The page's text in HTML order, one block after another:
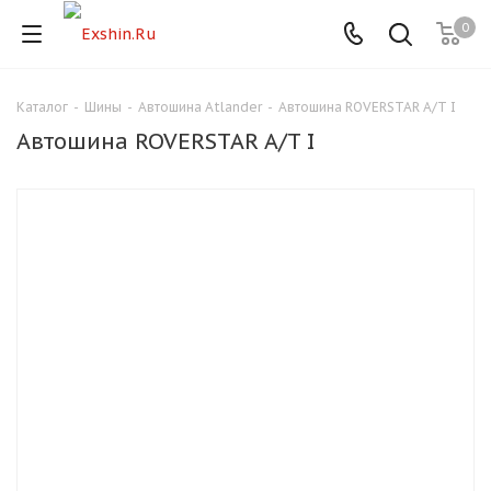
0
Каталог - Шины - Автошина Atlander - Автошина ROVERSTAR A/T I
Автошина ROVERSTAR A/T I
Для клиентов всех банков